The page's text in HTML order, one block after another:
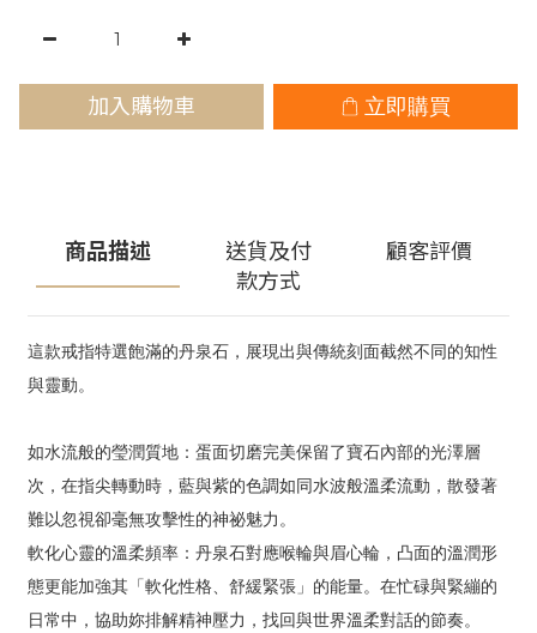
加入購物車 立即購買
商品描述
送貨及付
款方式
顧客評價
這款戒指特選飽滿的丹泉石，展現出與傳統刻面截然不同的知性
與靈動。
如水流般的瑩潤質地：蛋面切磨完美保留了寶石內部的光澤層
次，在指尖轉動時，藍與紫的色調如同水波般溫柔流動，散發著
難以忽視卻毫無攻擊性的神祕魅力。
軟化心靈的溫柔頻率：丹泉石對應喉輪與眉心輪，凸面的溫潤形
態更能加強其「軟化性格、舒緩緊張」的能量。在忙碌與緊繃的
日常中，協助妳排解精神壓力，找回與世界溫柔對話的節奏。